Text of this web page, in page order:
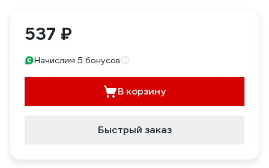
537 ₽
Начислим 5 бонусов
В корзину
Быстрый заказ